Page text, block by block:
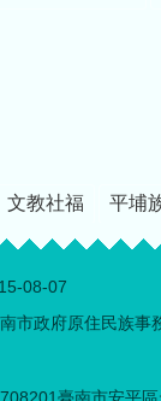
文教社福 平埔
08-07
市政府原住民族事